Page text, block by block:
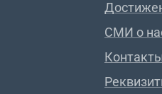
СМИ о